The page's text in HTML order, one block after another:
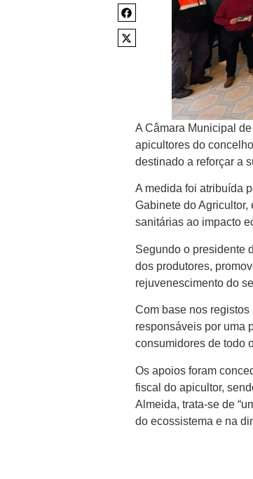
A Câmara Municipal
apicultores do
destinado a reforçar a
A medida foi atribuída
Gabinete do
sanitárias ao impacto
Segundo o presidente
dos produtores,
rejuvenescimento do
Com base nos
responsáveis por uma
consumidores de todo
Os apoios foram
fiscal do apicultor,
Almeida, trata-se de
do ecossistema e na